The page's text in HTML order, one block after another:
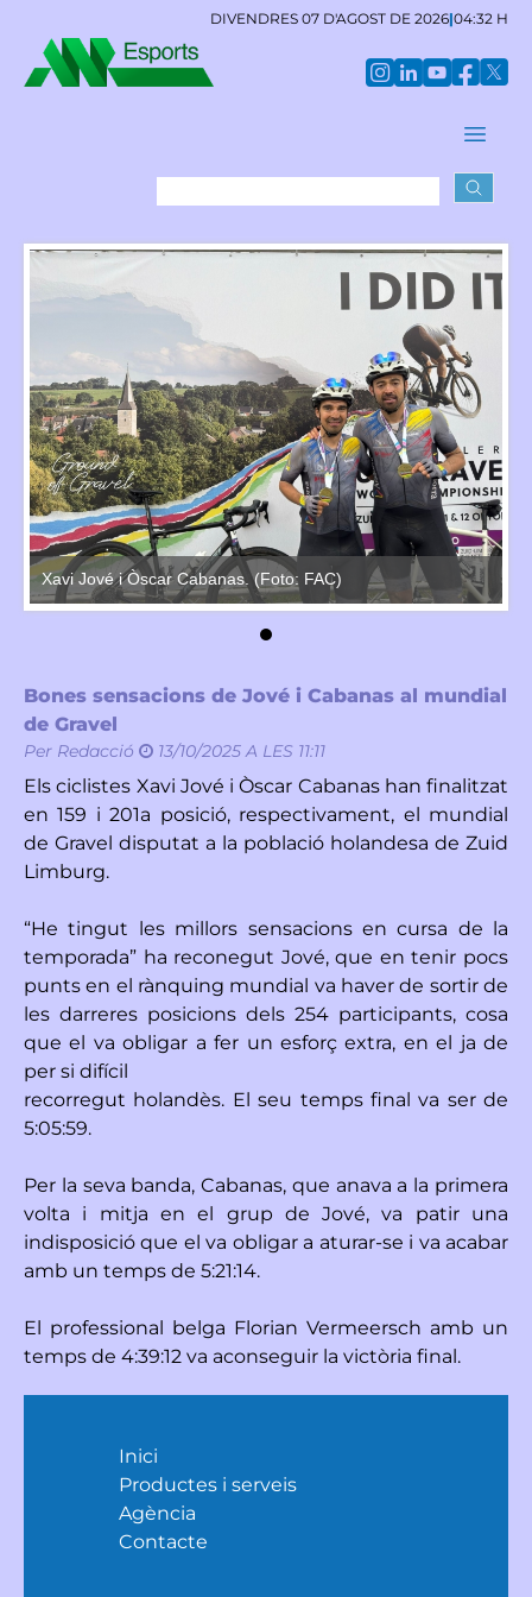
DIVENDRES 07 D'AGOST DE 2026|04:32 H
Xavi Jové i Òscar Cabanas. (Foto: FAC)
Bones sensacions de Jové i Cabanas al mundial
de Gravel
Per Redacció 13/10/2025 A LES 11:11
Els ciclistes Xavi Jové i Òscar Cabanas han finalitzat
en 159 i 201a posició, respectivament, el mundial
de Gravel disputat a la població holandesa de Zuid
Limburg.
“He tingut les millors sensacions en cursa de la
temporada” ha reconegut Jové, que en tenir pocs
punts en el rànquing mundial va haver de sortir de
les darreres posicions dels 254 participants, cosa
que el va obligar a fer un esforç extra, en el ja de
per si difícil
recorregut holandès. El seu temps final va ser de
5:05:59.
Per la seva banda, Cabanas, que anava a la primera
volta i mitja en el grup de Jové, va patir una
indisposició que el va obligar a aturar-se i va acabar
amb un temps de 5:21:14.
El professional belga Florian Vermeersch amb un
temps de 4:39:12 va aconseguir la victòria final.
Inici
Productes i serveis
Agència
Contacte